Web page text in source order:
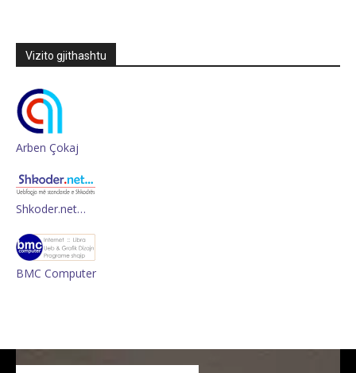
Vizito gjithashtu
Arben Çokaj
Shkoder.net…
BMC Computer